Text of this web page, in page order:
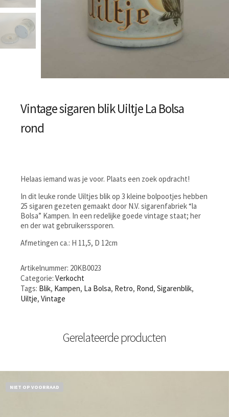
Vintage sigaren blik Uiltje La Bolsa
rond
Helaas iemand was je voor. Plaats een zoek opdracht!
In dit leuke ronde Uiltjes blik op 3 kleine bolpootjes hebben
25 sigaren gezeten gemaakt door N.V. sigarenfabriek “la
Bolsa” Kampen. In een redelijke goede vintage staat; her
en der wat gebruikerssporen.
Afmetingen ca.: H 11,5, D 12cm
Artikelnummer: 20KB0023
Categorie: Verkocht
Tags: Blik, Kampen, La Bolsa, Retro, Rond, Sigarenblik,
Uiltje, Vintage
Gerelateerde producten
NIET OP VOORRAAD